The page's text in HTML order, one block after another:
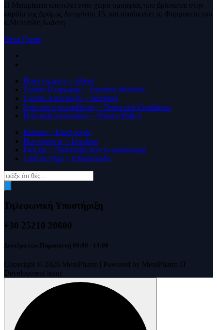
Η Menipharm αποτελεί εναν χώρο ομορφίας που βρίσκεται στην
καρδία της Δράμας Αντιγόνου 15, και αναδικνύει το Φαρμακείο του
κ.Μενεσίδη Ιωάννη
Get a Quote
Ποιοί είμαστε ~ About
Τρόποι Πληρωμής ~ Payment Methods
Τρόποι Αποστολής ~ Shipping
Όροι και προυποθέσεις ~ Terms and Conditions
Πολιτική Απορρήτου ~ Privacy Policy
Returns ~ Επιστροφές
Που είμαστε ~ Location
Pick up ~ Παραλαβή απο το κατάστημα
Contact Page ~ Επικοινωνία
Products
search
Τηλεφωνική Υποστήριξη
+30 25210 20600
Δευτέρα έως Παρασκευή 09:00 - 13:00
Copyright © 2026 MeniPharm | Powered by MeniPharm IT
Development team